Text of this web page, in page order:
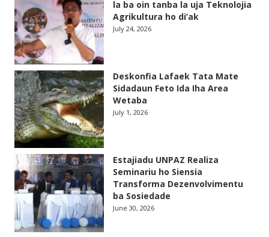
la ba oin tanba la uja Teknolojia
Agrikultura ho di’ak
July 24, 2026
Deskonfia Lafaek Tata Mate
Sidadaun Feto Ida Iha Area
Wetaba
July 1, 2026
Estajiadu UNPAZ Realiza
Seminariu ho Siensia
Transforma Dezenvolvimentu
ba Sosiedade
June 30, 2026